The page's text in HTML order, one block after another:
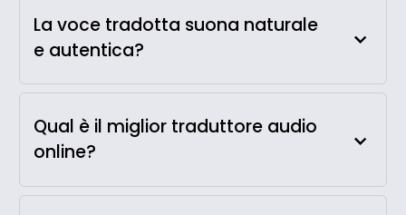
La voce tradotta suona naturale
e autentica?
Qual è il miglior traduttore audio
online?